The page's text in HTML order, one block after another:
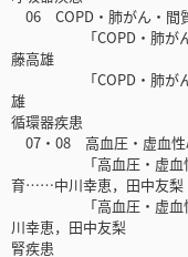
06 COPD・肺がん・
「COPD・肺がん・
藤高雄
「COPD・肺がん・
雄
循環器疾患
07・08 高血圧・虚血
「高血圧・虚血性心
育……中川幸恵，田中友梨
「高血圧・虚血性心
川幸恵，田中友梨
腎疾患